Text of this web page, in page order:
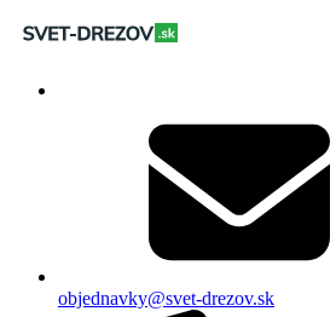
objednavky@svet-drezov.sk